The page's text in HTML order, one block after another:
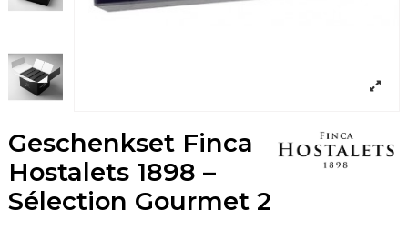
Geschenkset Finca
Hostalets 1898 –
Sélection Gourmet 2